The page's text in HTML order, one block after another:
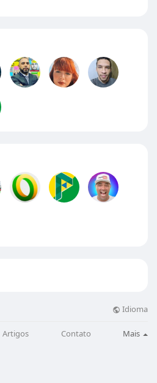
Idioma
Artigos Contato Mais